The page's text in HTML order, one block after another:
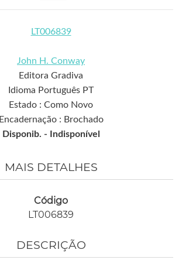
LT006839
John H. Conway
Editora Gradiva
Idioma Português PT
Estado : Como Novo
Encadernação : Brochado
Disponib. -
Indisponível
MAIS DETALHES
Código
LT006839
DESCRIÇÃO